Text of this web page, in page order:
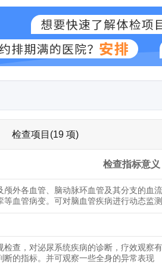
检查项目(19 项)
检查指标意义
颅外各血管、脑动脉环血管及其分支的血
等血管病变。可对脑血管疾病进行动态监测
检查，对泌尿系统疾病的诊断，疗效观察
断的指标。并可观察一些全身的异常表现